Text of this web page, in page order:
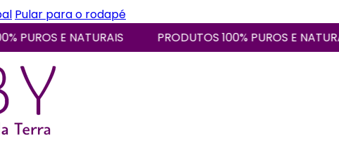
Pular para o rodapé
E NATURAIS PRODUTOS 100% PUROS E NATURAIS